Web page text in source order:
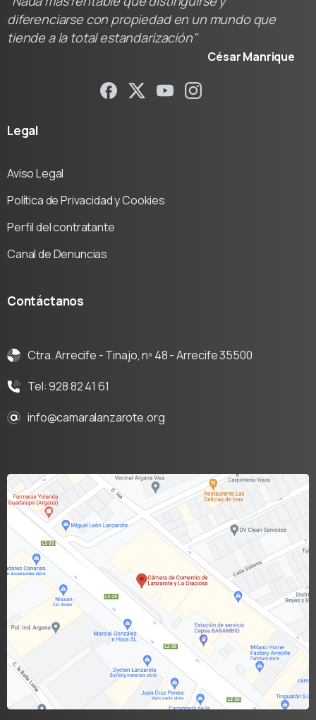
diferenciarse con propiedad en un mundo que
tiende a la total estandarización"
César Manrique
Legal
Aviso Legal
Política de Privacidad y Cookies
Perfil del contratante
Canal de Denuncias
Contáctanos
Ctra. Arrecife - Tinajo, nº 48 - Arrecife 35500
Tel: 928 82 41 61
info@camaralanzarote.org